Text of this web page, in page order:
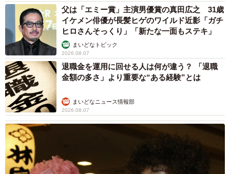
父は「エミー賞」主演男優賞の真田広之 31歳
イケメン俳優が長髪ヒゲのワイルド近影「ガチ
ヒロさんそっくり」「新たな一面もステキ」
まいどなトピック
2026.08.07
退職金を運用に回せる人は何が違う？ 「退職
金額の多さ」より重要な“ある経験”とは
まいどなニュース情報部
2026.08.07